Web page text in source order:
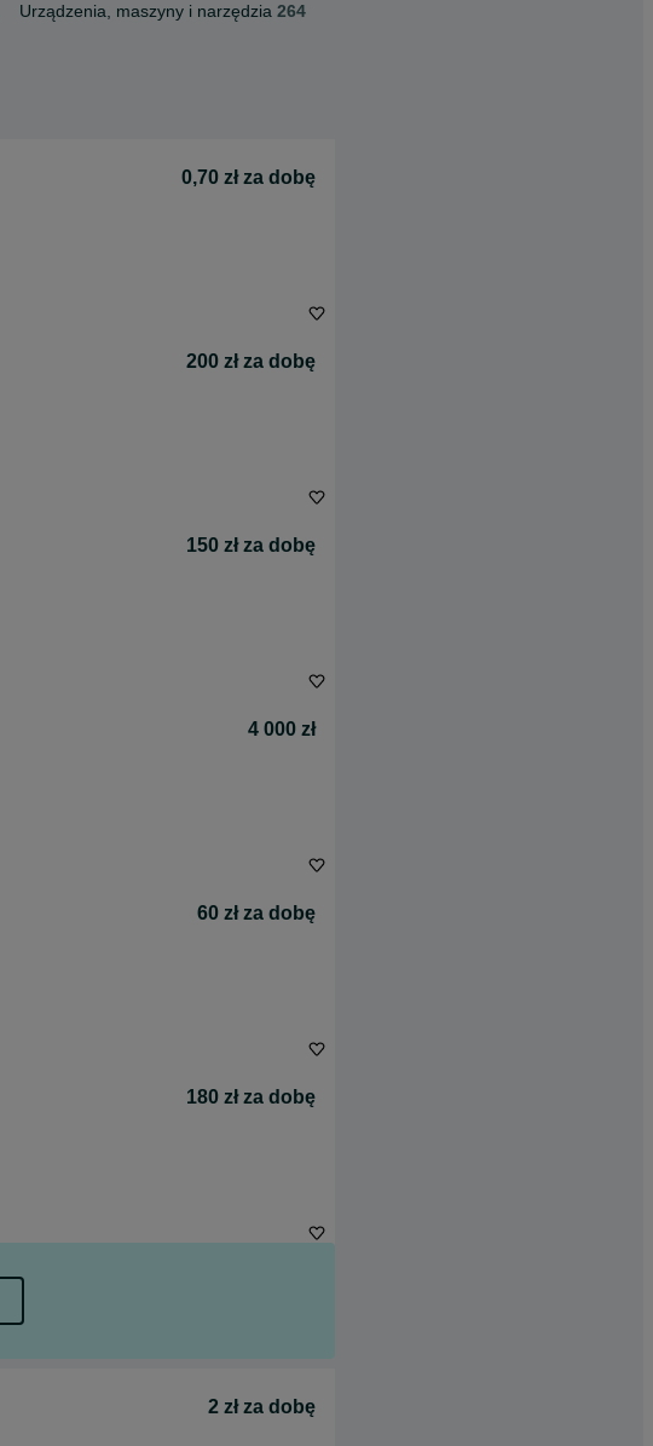
Urządzenia, maszyny i narzędzia 264
0,70 zł za dobę
200 zł za dobę
150 zł za dobę
4 000 zł
60 zł za dobę
180 zł za dobę
2 zł za dobę